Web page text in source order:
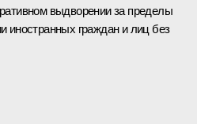
выдворении за пределы
иностранных граждан и лиц без